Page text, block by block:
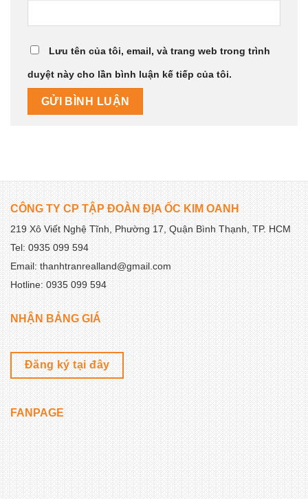
Lưu tên của tôi, email, và trang web trong trình
duyệt này cho lần bình luận kế tiếp của tôi.
CÔNG TY CP TẬP ĐOÀN ĐỊA ỐC KIM OANH
219 Xô Viết Nghệ Tĩnh, Phường 17, Quận Bình Thạnh, TP. HCM
Tel: 0935 099 594
Email: thanhtranrealland@gmail.com
Hotline: 0935 099 594
NHẬN BẢNG GIÁ
Đăng ký tại đây
FANPAGE